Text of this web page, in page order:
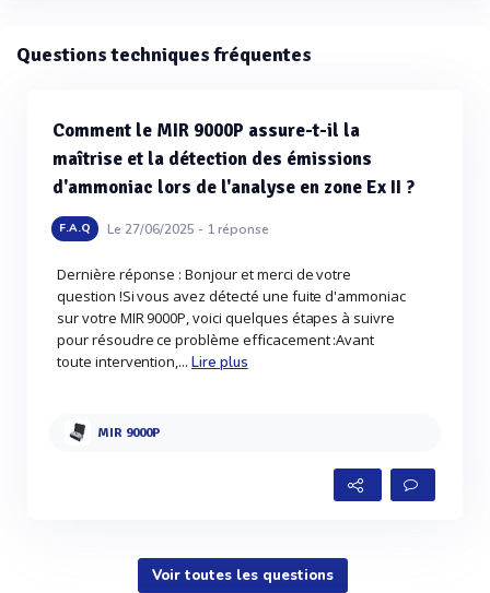
Questions techniques fréquentes
Comment le MIR 9000P assure-t-il la
maîtrise et la détection des émissions
d'ammoniac lors de l'analyse en zone Ex II ?
F.A.Q Le 27/06/2025 - 1réponse
Dernière réponse : Bonjour et merci de votre
question !Si vous avez détecté une fuite d'ammoniac
sur votre MIR 9000P, voici quelques étapes à suivre
pour résoudre ce problème efficacement :Avant
toute intervention,...Lire plus
MIR 9000P
Voir toutes les questions